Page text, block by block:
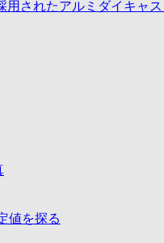
用されたアルミダイキャ
値を探る